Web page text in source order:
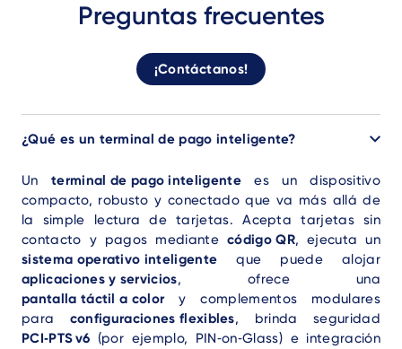
Preguntas frecuentes
¡Contáctanos!
¿Qué es un terminal de pago inteligente?
Unterminal de pago inteligente es un dispositivo
compacto, robusto y conectado que va más allá de
la simple lectura de tarjetas. Acepta tarjetas sin
contacto y pagos mediante código QR, ejecuta un
sistema operativo inteligente que puede alojar
aplicaciones y servicios, ofrece una
pantalla táctil a color y complementos modulares
para configuraciones flexibles, brinda seguridad
PCI‑PTS v6 (por ejemplo, PIN‑on‑Glass) e integración